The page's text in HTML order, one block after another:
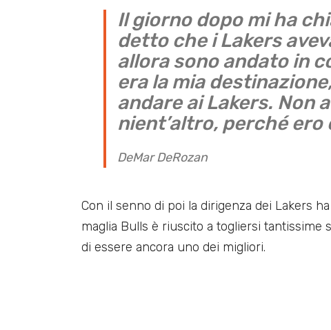
Il giorno dopo mi ha
detto che i Lakers
allora sono andato in
era la mia
andare ai Lakers. Non
nient’altro, perché
DeMar DeRozan
Con il senno di poi la dirigenza dei Lakers
maglia Bulls è riuscito a togliersi tantissime
di essere ancora uno dei migliori.